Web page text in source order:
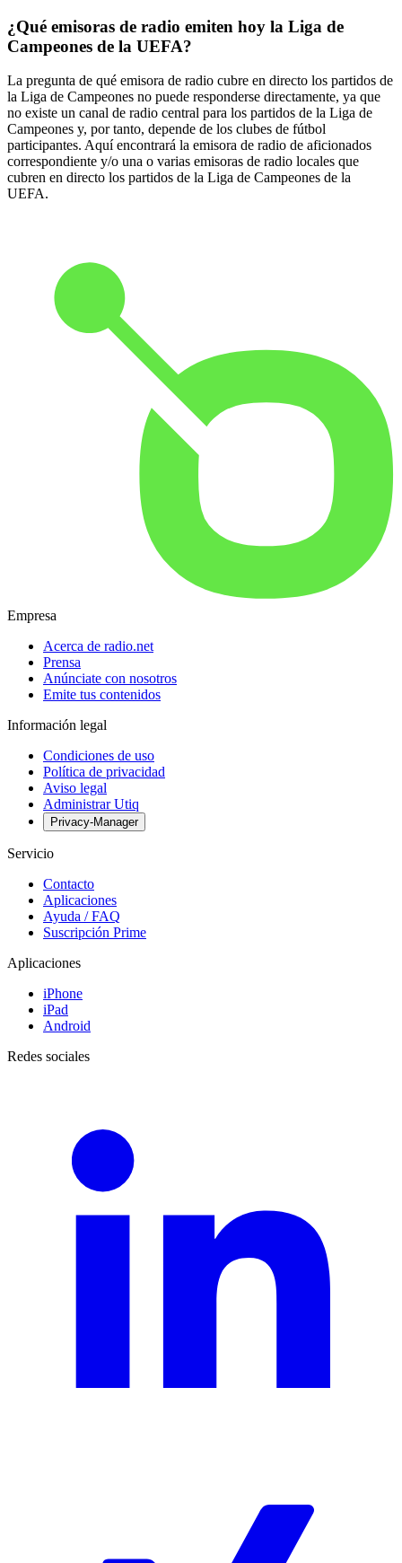
¿Qué emisoras de radio emiten hoy la Liga de
Campeones de la UEFA?
La pregunta de qué emisora de radio cubre en directo los partidos de
la Liga de Campeones no puede responderse directamente, ya que
no existe un canal de radio central para los partidos de la Liga de
Campeones y, por tanto, depende de los clubes de fútbol
participantes. Aquí encontrará la emisora de radio de aficionados
correspondiente y/o una o varias emisoras de radio locales que
cubren en directo los partidos de la Liga de Campeones de la
UEFA.
Empresa
Acerca de radio.net
Prensa
Anúnciate con nosotros
Emite tus contenidos
Información legal
Condiciones de uso
Política de privacidad
Aviso legal
Administrar Utiq
Privacy-Manager
Servicio
Contacto
Aplicaciones
Ayuda / FAQ
Suscripción Prime
Aplicaciones
iPhone
iPad
Android
Redes sociales